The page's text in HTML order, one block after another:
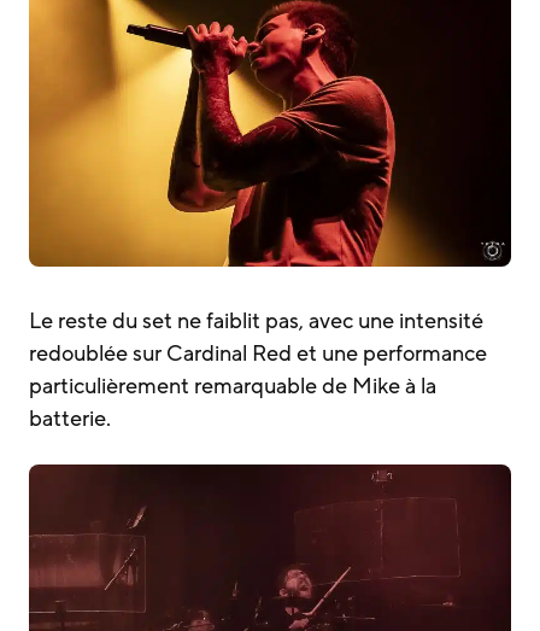
Le reste du set ne faiblit pas, avec une intensité
redoublée sur Cardinal Red et une performance
particulièrement remarquable de Mike à la
batterie.